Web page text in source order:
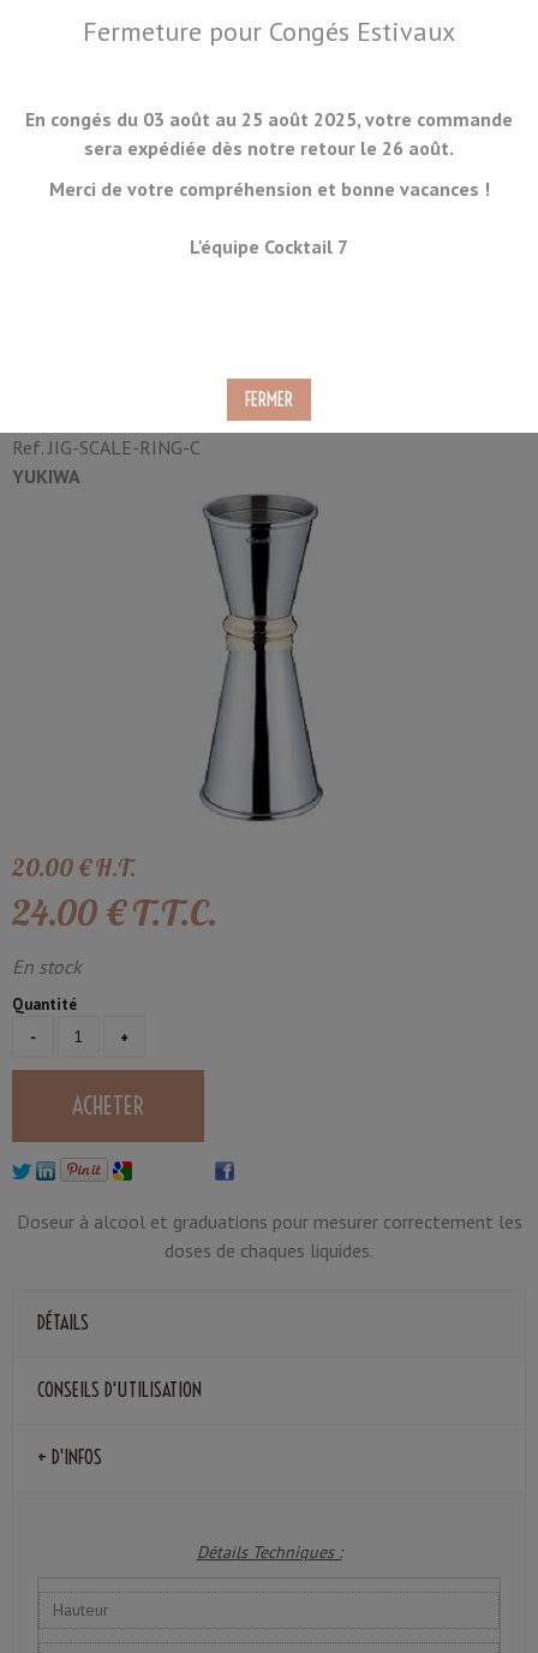
MENU
Fermeture pour Congés Estivaux
En congés du 03 août au 25 août 2025, votre commande
sera expédiée dès notre retour le 26 août.
Merci de votre compréhension et bonne vacances !
L'équipe Cocktail 7
et Anneau Doré 15/30ml
Ref. JIG-SCALE-RING-C
YUKIWA
20.00€H.T.
24.00 €T.T.C.
En stock
Quantité
Doseur à alcool et graduations pour mesurer correctement les
doses de chaques liquides.
DÉTAILS
CONSEILS D'UTILISATION
+ D'INFOS
Détails Techniques :
Hauteur